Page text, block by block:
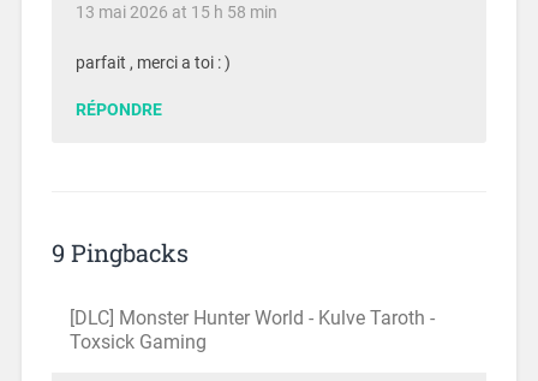
13 mai 2026 at 15 h 58 min
parfait , merci a toi : )
RÉPONDRE
9 Pingbacks
[DLC] Monster Hunter World - Kulve Taroth -
Toxsick Gaming